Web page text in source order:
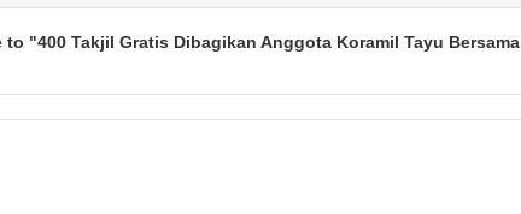
to "400 Takjil Gratis Dibagikan Anggota Koramil Tayu Bersama